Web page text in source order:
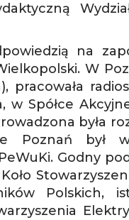
na
W
pracowała
Spółce
była
Poznań był
Godny
Polskich,